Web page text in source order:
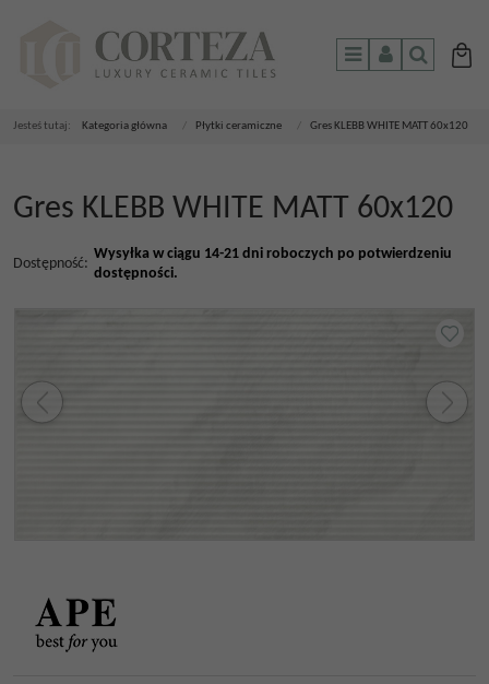
MenuPanelSzukaj
Jesteś tutaj: Kategoria główna Płytki ceramiczne Gres KLEBB WHITE MATT 60x120
Gres KLEBB WHITE MATT 60x120
Dostępność:
Wysyłka w ciągu 14-21 dni roboczych po potwierdzeniu
dostępności.